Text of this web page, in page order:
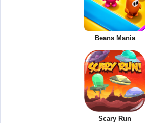
Beans Mania
Scary Run